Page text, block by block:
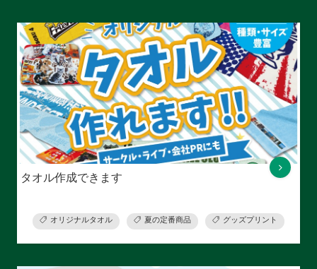
タオル作成できます
オリジナルタオル 夏の定番商品 グッズプリント